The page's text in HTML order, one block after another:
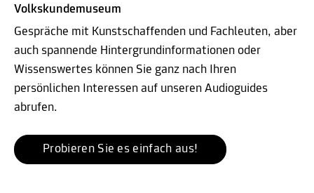
Volkskundemuseum
Gespräche mit Kunstschaffenden und Fachleuten, aber
auch spannende Hintergrundinformationen oder
Wissenswertes können Sie ganz nach Ihren
persönlichen Interessen auf unseren Audioguides
abrufen.
Probieren Sie es einfach aus!